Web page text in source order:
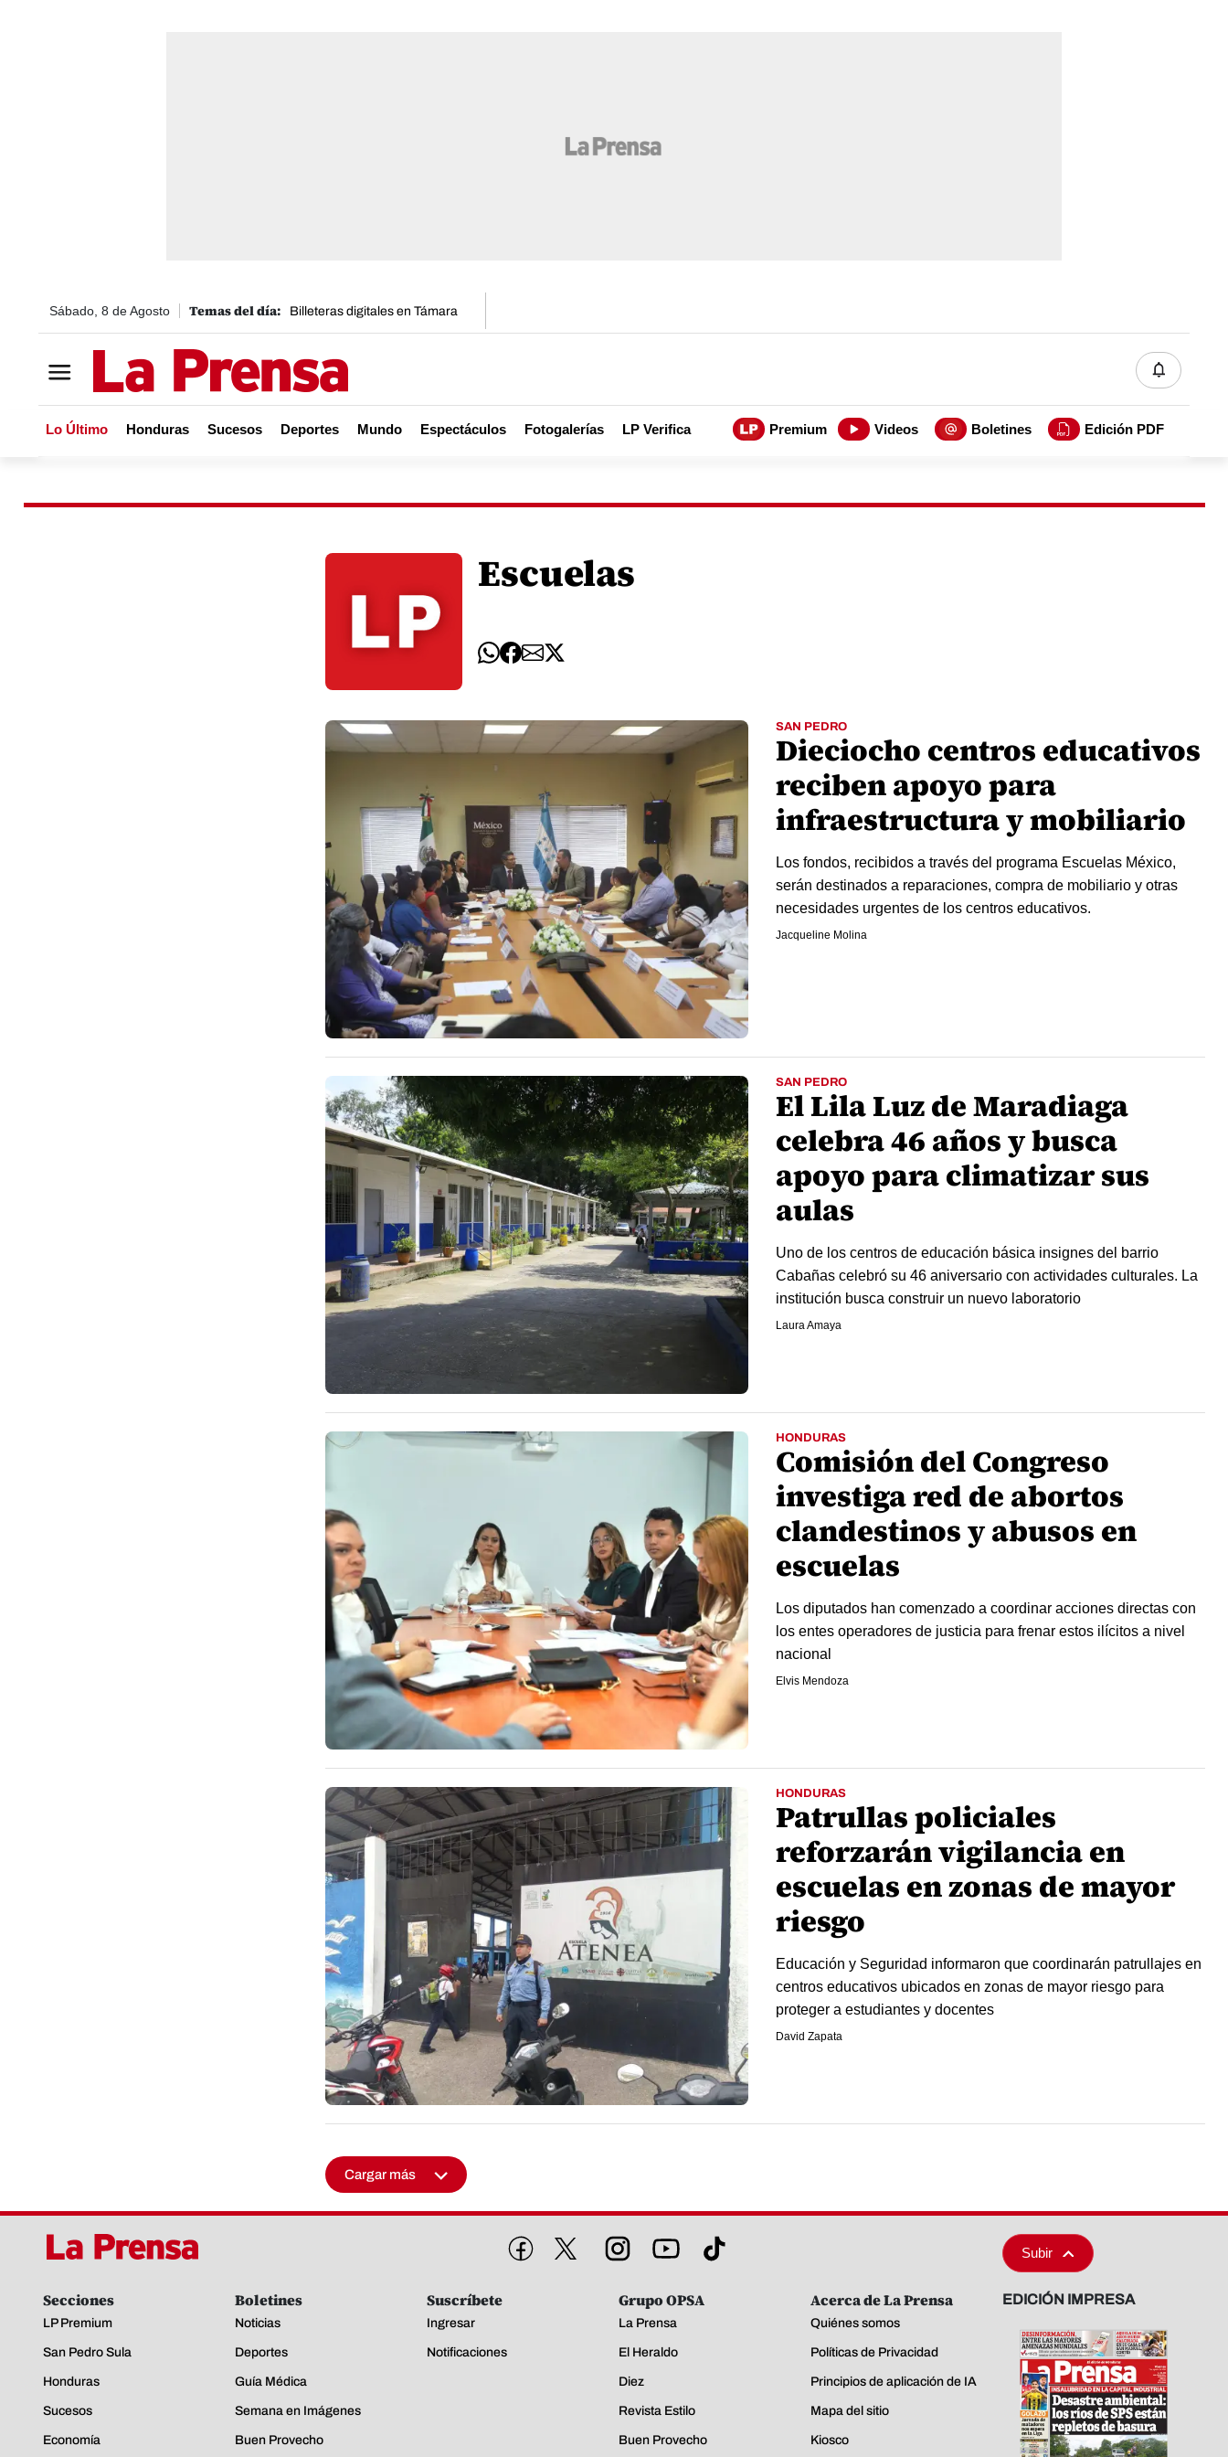
Sábado, 8 de Agosto Billeteras digitales en Támara
Lo Último Honduras Sucesos Deportes Mundo Espectáculos Fotogalerías LP Verifica Premium Videos Boletines Edición PDF
Escuelas
SAN PEDRO
Dieciocho centros educativos
reciben apoyo para
infraestructura y mobiliario
Los fondos, recibidos a través del programa Escuelas México,
serán destinados a reparaciones, compra de mobiliario y otras
necesidades urgentes de los centros educativos.
Jacqueline Molina
SAN PEDRO
El Lila Luz de Maradiaga
celebra 46 años y busca
apoyo para climatizar sus
aulas
Uno de los centros de educación básica insignes del barrio
Cabañas celebró su 46 aniversario con actividades culturales. La
institución busca construir un nuevo laboratorio
Laura Amaya
HONDURAS
Comisión del Congreso
investiga red de abortos
clandestinos y abusos en
escuelas
Los diputados han comenzado a coordinar acciones directas con
los entes operadores de justicia para frenar estos ilícitos a nivel
nacional
Elvis Mendoza
HONDURAS
Patrullas policiales
reforzarán vigilancia en
escuelas en zonas de mayor
riesgo
Educación y Seguridad informaron que coordinarán patrullajes en
centros educativos ubicados en zonas de mayor riesgo para
proteger a estudiantes y docentes
David Zapata
Cargar más
Subir
Secciones
LP Premium
San Pedro Sula
Honduras
Sucesos
Economía
Boletines
Noticias
Deportes
Guía Médica
Semana en Imágenes
Buen Provecho
Suscríbete
Ingresar
Notificaciones
Grupo OPSA
La Prensa
El Heraldo
Diez
Revista Estilo
Buen Provecho
Acerca de La Prensa
Quiénes somos
Políticas de Privacidad
Principios de aplicación de IA
Mapa del sitio
Kiosco
EDICIÓN IMPRESA